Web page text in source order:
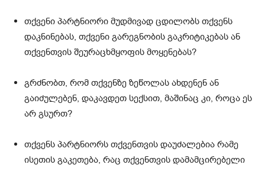
თქვენი პარტნიორი მუდმივად ცდილობს თქვენს
დაკნინებას, თქვენი გარეგნობის გაკრიტიკებას ან
თქვენთვის შეურაცხმყოფის მოყენებას?
გრძნობთ, რომ თქვენზე ზეწოლას ახდენენ ან
გაიძულებენ, დაკავდეთ სექსით, მაშინაც კი, როცა ეს
არ გსურთ?
თქვენს პარტნიორს თქვენთვის დაუძალებია რამე
ისეთის გაკეთება, რაც თქვენთვის დამამცირებელი